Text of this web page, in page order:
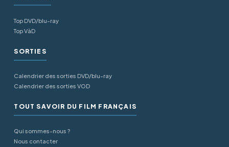
Top DVD/blu-ray
Top VàD
SORTIES
Calendrier des sorties DVD/blu-ray
Calendrier des sorties VOD
TOUT SAVOIR DU FILM FRANÇAIS
Qui sommes-nous ?
Nous contacter